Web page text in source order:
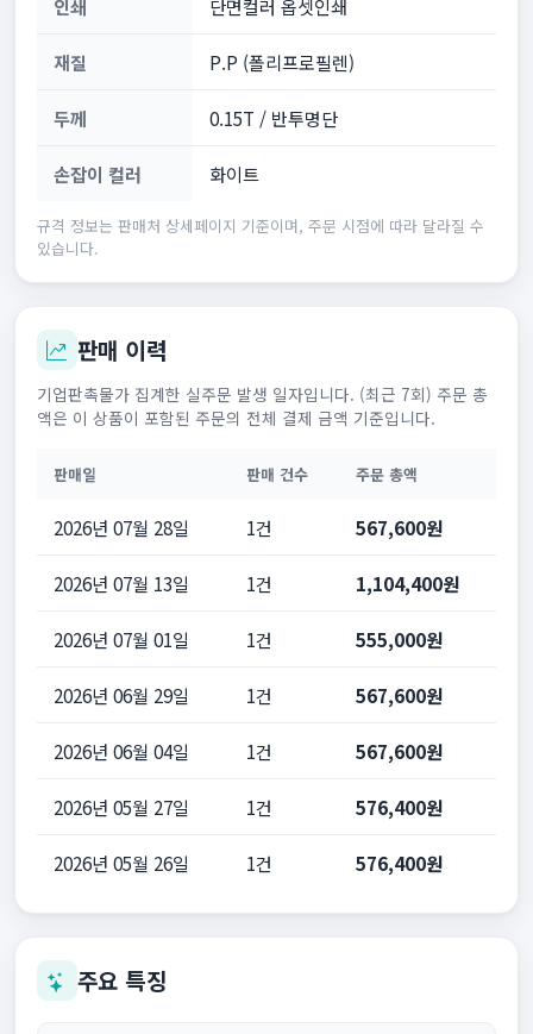
인쇄 단면컬러 옵셋인쇄
재질 P.P (폴리프로필렌)
두께 0.15T / 반투명단
손잡이 컬러 화이트
규격 정보는 판매처 상세페이지 기준이며, 주문 시점에 따라 달라질 수
있습니다.
판매 이력
기업판촉물가 집계한 실주문 발생 일자입니다. (최근 7회) 주문 총
액은 이 상품이 포함된 주문의 전체 결제 금액 기준입니다.
판매일 판매 건수 주문 총액
2026년 07월 28일 1건 567,600원
2026년 07월 13일 1건 1,104,400원
2026년 07월 01일 1건 555,000원
2026년 06월 29일 1건 567,600원
2026년 06월 04일 1건 567,600원
2026년 05월 27일 1건 576,400원
2026년 05월 26일 1건 576,400원
주요 특징